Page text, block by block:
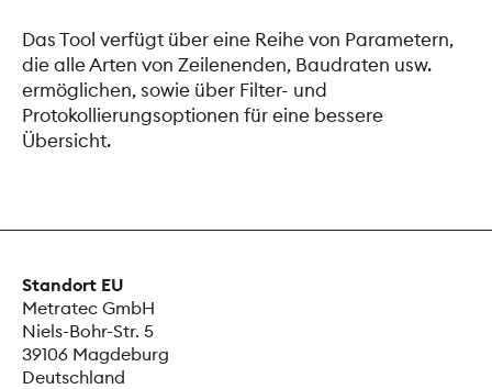
Das Tool verfügt über eine Reihe von Parametern,
die alle Arten von Zeilenenden, Baudraten usw.
ermöglichen, sowie über Filter- und
Protokollierungsoptionen für eine bessere
Übersicht.
Standort EU
Metratec GmbH
Niels-Bohr-Str. 5
39106 Magdeburg
Deutschland